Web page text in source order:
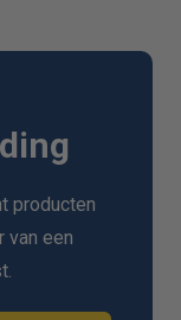
producten
van een